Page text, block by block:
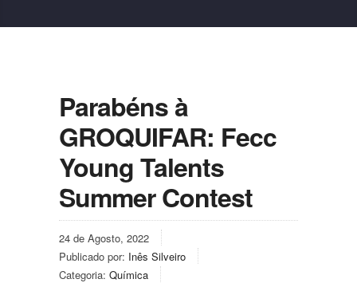
Parabéns à
GROQUIFAR: Fecc
Young Talents
Summer Contest
24 de Agosto, 2022
Publicado por: Inês Silveiro
Categoria: Química